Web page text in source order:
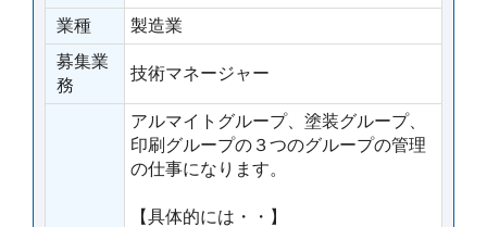
業種
製造業
募集業
務
技術マネージャー
アルマイトグループ、塗装グループ、
印刷グループの３つのグループの管理
の仕事になります。
【具体的には・・】